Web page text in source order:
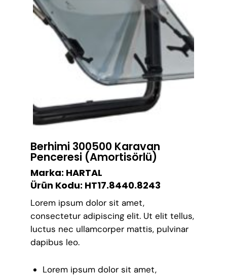
Berhimi 300500 Karavan
Penceresi (Amortisörlü)
Marka: HARTAL
Ürün Kodu: HT17.8440.8243
Lorem ipsum dolor sit amet,
consectetur adipiscing elit. Ut elit tellus,
luctus nec ullamcorper mattis, pulvinar
dapibus leo.
Lorem ipsum dolor sit amet,